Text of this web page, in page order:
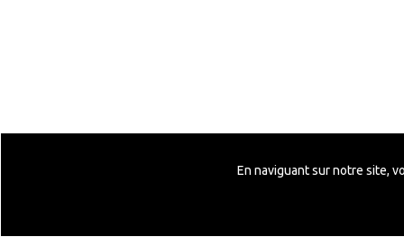
En naviguant sur notre site,